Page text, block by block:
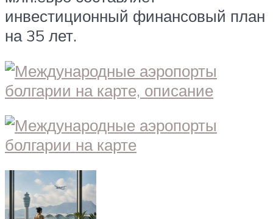
инвестиционный финансовый план
на 35 лет.